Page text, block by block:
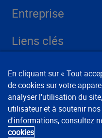
Entreprise
Liens clés
Ressources
Rester connecté
En cliquant sur « Tout
de cookies sur votre
analyser l'utilisation du
utilisateur et à soutenir
d'informations, consultez
cookies